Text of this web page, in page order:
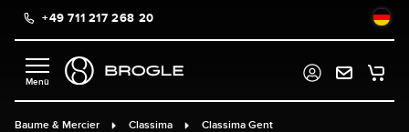
springen
+49 711 217 268 20
Baume & Mercier Classima Classima Gent